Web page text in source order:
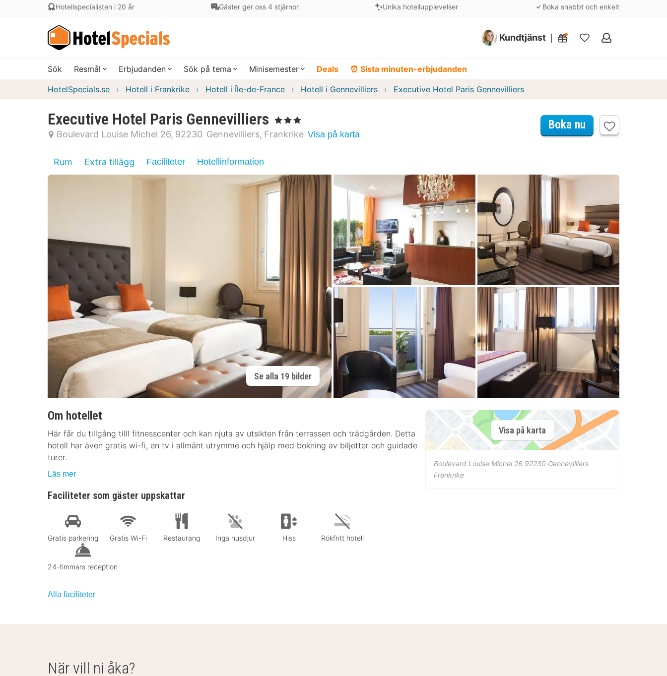
Hotellspecialisten i 20 år Gäster ger oss 4 stjärnor Unika hotellupplevelser Boka snabbt och enkelt
Kundtjänst
Mina
Sök Resmål Erbjudanden Sök på tema Minisemester Deals ⏰ Sista minuten-erbjudanden
HotelSpecials.se Hotell i Frankrike Hotell i Île-de-France Hotell i Gennevilliers Executive Hotel Paris Gennevilliers
Executive Hotel Paris Gennevilliers , 3 Stjärnor
Boulevard Louise Michel 26 92230 Gennevilliers Frankrike Visa på karta
Boka nu
Rum Extra tillägg Faciliteter Hotellinformation
Se alla 19 bilder
Om hotellet
Här får du tillgång tilll fitnesscenter och kan njuta av utsikten från terrassen och trädgården. Detta
hotell har även gratis wi-fi, en tv i allmänt utrymme och hjälp med bokning av biljetter och guidade
turer.
Läs mer
Faciliteter som gäster uppskattar
Gratis parkering Gratis Wi-Fi Restaurang Inga husdjur Hiss Rökfritt hotell
24-timmars reception
Alla faciliteter
Visa på karta
Boulevard Louise Michel 26 92230 Gennevilliers
Frankrike
När vill ni åka?